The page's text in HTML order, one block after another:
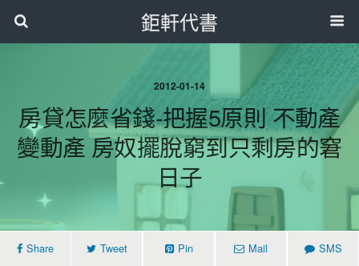
鉅軒代書
2012-01-14
房貸怎麼省錢-把握5原則 不動產
變動產 房奴擺脫窮到只剩房的窘
日子
Share Tweet Pin Mail SMS